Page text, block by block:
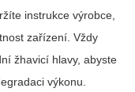
instrukce výrobce,
zařízení. Vždy
žhavicí hlavy, abyste
výkonu.